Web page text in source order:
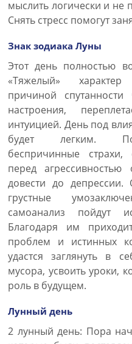
мыслить логически и не
Снять стресс помогут
Знак зодиака Луны
Этот день полностью
«Тяжелый»
причиной
настроения,
интуицией. День под
будет легким.
беспричинные страхи,
перед
довести до
грустные
самоанализ пойдут
Благодаря им
проблем и истинных
удастся заглянуть в
мусора, усвоить уроки,
роль в будущем.
Лунный день
2 лунный день: Пора